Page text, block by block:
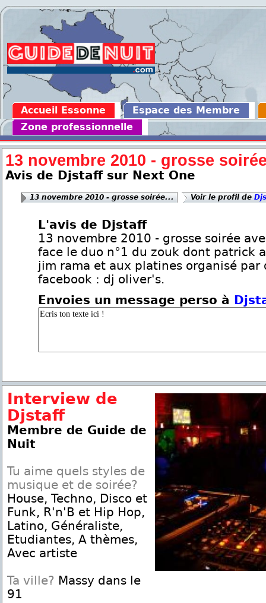
Accueil Essonne
Espace des Membre
Zone professionnelle
13 novembre 2010 - grosse
Avis de Djstaff sur Next One
13 novembre 2010 - grosse soirée... Voir le profil de
L'avis de Djstaff
13 novembre 2010 - grosse soirée
face le duo n°1 du zouk dont patrick
jim rama et aux platines organisé par
facebook : dj oliver's.
Envoies un message perso à
Interview de
Djstaff
Membre de Guide de
Nuit
Tu aime quels styles de
musique et de soirée?
House, Techno, Disco et
Funk, R'n'B et Hip Hop,
Latino, Généraliste,
Etudiantes, A thèmes,
Avec artiste
Ta ville? Massy dans le
91